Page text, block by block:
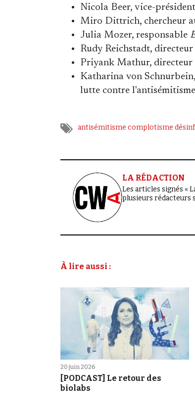
Nicola Beer, vice-
Miro Dittrich, chercheur
Julia Mozer, responsable
Rudy Reichstadt, directeur
Priyank Mathur, directeur
Katharina von
lutte contre
antisémitisme complotisme
LA RÉDACTION
Les articles signés «
plusieurs rédacteurs
À lire aussi :
20 juin 2026
[PODCAST] Le retour des
biolabs